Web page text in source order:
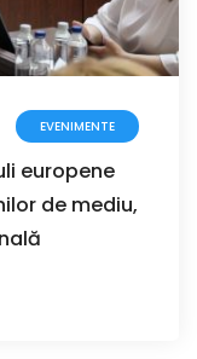
EVENIMENTE
europene
de mediu,